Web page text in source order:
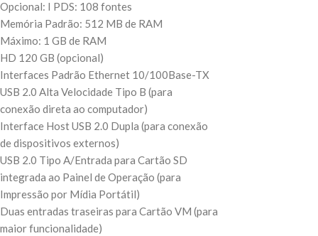
Opcional: I PDS: 108 fontes
Memória Padrão: 512 MB de RAM
Máximo: 1 GB de RAM
HD 120 GB (opcional)
Interfaces Padrão Ethernet 10/100Base-TX
USB 2.0 Alta Velocidade Tipo B (para
conexão direta ao computador)
Interface Host USB 2.0 Dupla (para conexão
de dispositivos externos)
USB 2.0 Tipo A/Entrada para Cartão SD
integrada ao Painel de Operação (para
Impressão por Mídia Portátil)
Duas entradas traseiras para Cartão VM (para
maior funcionalidade)